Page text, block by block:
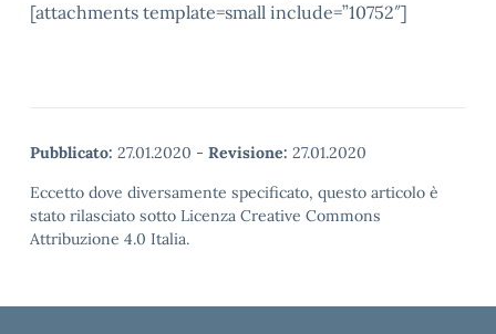
[attachments template=small include=”10752″]
Pubblicato: 27.01.2020 - Revisione: 27.01.2020
Eccetto dove diversamente specificato, questo articolo è
stato rilasciato sotto Licenza Creative Commons
Attribuzione 4.0 Italia.